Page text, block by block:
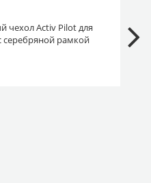
чехол Activ Pilot для
серебряной рамкой